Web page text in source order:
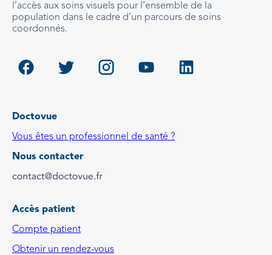
l’accès aux soins visuels pour l’ensemble de la
population dans le cadre d’un parcours de soins
coordonnés.
Doctovue
Vous êtes un professionnel de santé ?
Nous contacter
Accès patient
Compte patient
Obtenir un rendez-vous